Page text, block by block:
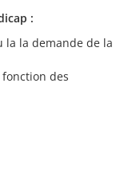
:
la la demande de la
des